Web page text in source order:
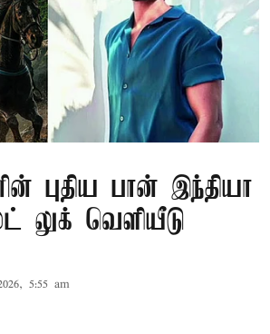
புதிய பான் இந்தியா
லுக் வெளியீடு
5:55 am